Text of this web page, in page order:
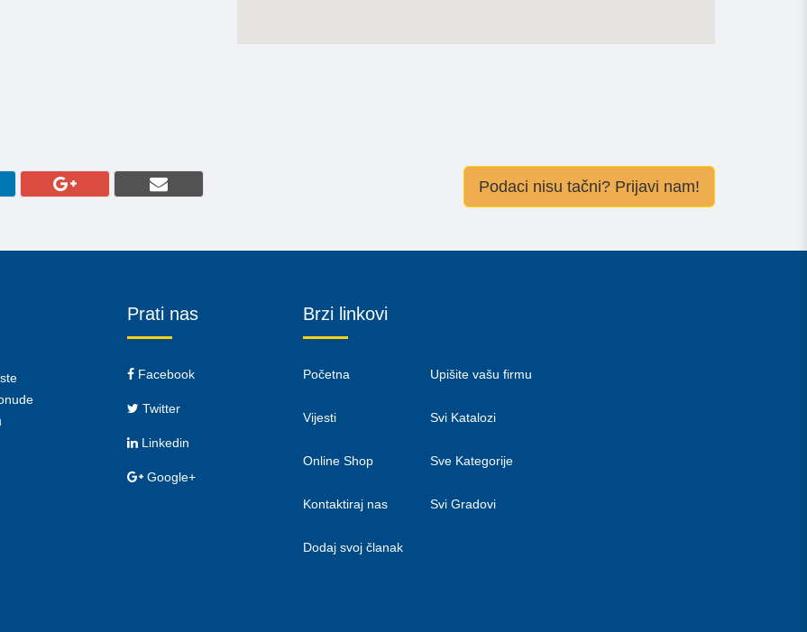
Podaci nisu tačni? Prijavi nam!
Prati nas
Facebook
Twitter
Linkedin
Google+
Brzi linkovi
Početna
Vijesti
Online Shop
Kontaktiraj nas
Dodaj svoj članak
Upišite vašu firmu
Svi Katalozi
Sve Kategorije
Svi Gradovi